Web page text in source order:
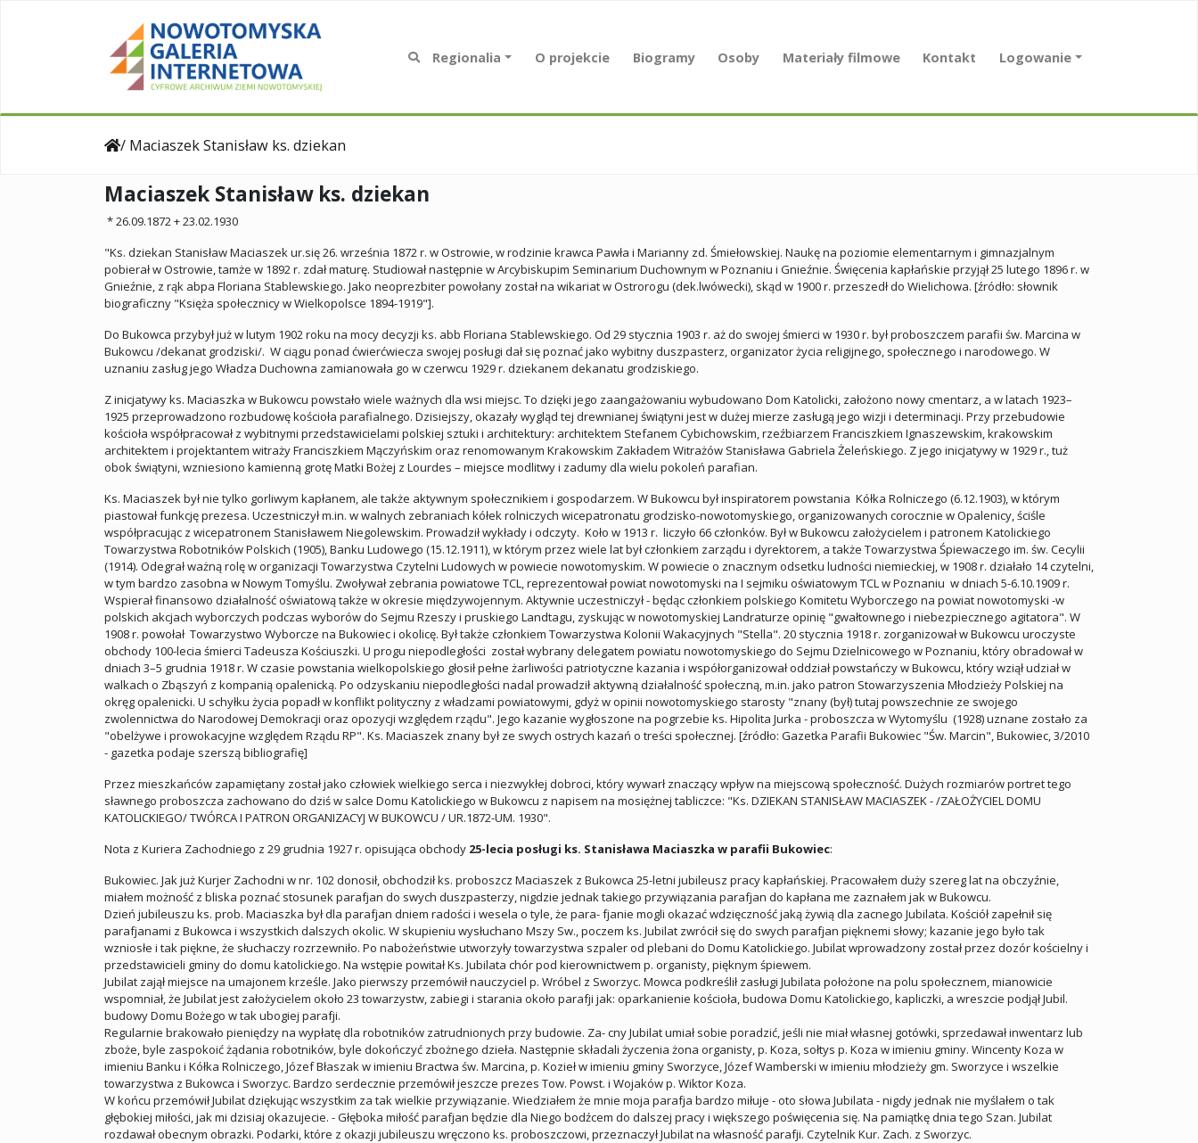
Regionalia O projekcie Biogramy Osoby Materiały filmowe Kontakt Logowanie
/ Maciaszek Stanisław ks. dziekan
Maciaszek Stanisław ks. dziekan
* 26.09.1872 + 23.02.1930
"Ks. dziekan Stanisław Maciaszek ur.się 26. września 1872 r. w Ostrowie, w rodzinie krawca Pawła i Marianny zd. Śmiełowskiej. Naukę na poziomie elementarnym i gimnazjalnym
pobierał w Ostrowie, tamże w 1892 r. zdał maturę. Studiował następnie w Arcybiskupim Seminarium Duchownym w Poznaniu i Gnieźnie. Święcenia kapłańskie przyjął 25 lutego 1896 r. w
Gnieźnie, z rąk abpa Floriana Stablewskiego. Jako neoprezbiter powołany został na wikariat w Ostrorogu (dek.lwówecki), skąd w 1900 r. przeszedł do Wielichowa. [źródło: słownik
biograficzny "Księża społecznicy w Wielkopolsce 1894-1919"].
Do Bukowca przybył już w lutym 1902 roku na mocy decyzji ks. abb Floriana Stablewskiego. Od 29 stycznia 1903 r. aż do swojej śmierci w 1930 r. był proboszczem parafii św. Marcina w
Bukowcu /dekanat grodziski/. W ciągu ponad ćwierćwiecza swojej posługi dał się poznać jako wybitny duszpasterz, organizator życia religijnego, społecznego i narodowego. W
uznaniu zasług jego Władza Duchowna zamianowała go w czerwcu 1929 r. dziekanem dekanatu grodziskiego.
Z inicjatywy ks. Maciaszka w Bukowcu powstało wiele ważnych dla wsi miejsc. To dzięki jego zaangażowaniu wybudowano Dom Katolicki, założono nowy cmentarz, a w latach 1923–
1925 przeprowadzono rozbudowę kościoła parafialnego. Dzisiejszy, okazały wygląd tej drewnianej świątyni jest w dużej mierze zasługą jego wizji i determinacji. Przy przebudowie
kościoła współpracował z wybitnymi przedstawicielami polskiej sztuki i architektury: architektem Stefanem Cybichowskim, rzeźbiarzem Franciszkiem Ignaszewskim, krakowskim
architektem i projektantem witraży Franciszkiem Mączyńskim oraz renomowanym Krakowskim Zakładem Witrażów Stanisława Gabriela Żeleńskiego. Z jego inicjatywy w 1929 r., tuż
obok świątyni, wzniesiono kamienną grotę Matki Bożej z Lourdes – miejsce modlitwy i zadumy dla wielu pokoleń parafian.
Ks. Maciaszek był nie tylko gorliwym kapłanem, ale także aktywnym społecznikiem i gospodarzem. W Bukowcu był inspiratorem powstania Kółka Rolniczego (6.12.1903), w którym
piastował funkcję prezesa. Uczestniczył m.in. w walnych zebraniach kółek rolniczych wicepatronatu grodzisko-nowotomyskiego, organizowanych corocznie w Opalenicy, ściśle
współpracując z wicepatronem Stanisławem Niegolewskim. Prowadził wykłady i odczyty. Koło w 1913 r. liczyło 66 członków. Był w Bukowcu założycielem i patronem Katolickiego
Towarzystwa Robotników Polskich (1905), Banku Ludowego (15.12.1911), w którym przez wiele lat był członkiem zarządu i dyrektorem, a także Towarzystwa Śpiewaczego im. św. Cecylii
(1914). Odegrał ważną rolę w organizacji Towarzystwa Czytelni Ludowych w powiecie nowotomyskim. W powiecie o znacznym odsetku ludności niemieckiej, w 1908 r. działało 14 czytelni,
w tym bardzo zasobna w Nowym Tomyślu. Zwoływał zebrania powiatowe TCL, reprezentował powiat nowotomyski na I sejmiku oświatowym TCL w Poznaniu w dniach 5-6.10.1909 r.
Wspierał finansowo działalność oświatową także w okresie międzywojennym. Aktywnie uczestniczył - będąc członkiem polskiego Komitetu Wyborczego na powiat nowotomyski -w
polskich akcjach wyborczych podczas wyborów do Sejmu Rzeszy i pruskiego Landtagu, zyskując w nowotomyskiej Landraturze opinię "gwałtownego i niebezpiecznego agitatora". W
1908 r. powołał Towarzystwo Wyborcze na Bukowiec i okolicę. Był także członkiem Towarzystwa Kolonii Wakacyjnych "Stella". 20 stycznia 1918 r. zorganizował w Bukowcu uroczyste
obchody 100-lecia śmierci Tadeusza Kościuszki. U progu niepodległości został wybrany delegatem powiatu nowotomyskiego do Sejmu Dzielnicowego w Poznaniu, który obradował w
dniach 3–5 grudnia 1918 r. W czasie powstania wielkopolskiego głosił pełne żarliwości patriotyczne kazania i współorganizował oddział powstańczy w Bukowcu, który wziął udział w
walkach o Zbąszyń z kompanią opalenicką. Po odzyskaniu niepodległości nadal prowadził aktywną działalność społeczną, m.in. jako patron Stowarzyszenia Młodzieży Polskiej na
okręg opalenicki. U schyłku życia popadł w konflikt polityczny z władzami powiatowymi, gdyż w opinii nowotomyskiego starosty "znany (był) tutaj powszechnie ze swojego
zwolennictwa do Narodowej Demokracji oraz opozycji względem rządu". Jego kazanie wygłoszone na pogrzebie ks. Hipolita Jurka - proboszcza w Wytomyślu (1928) uznane zostało za
"obelżywe i prowokacyjne względem Rządu RP". Ks. Maciaszek znany był ze swych ostrych kazań o treści społecznej. [źródło: Gazetka Parafii Bukowiec "Św. Marcin", Bukowiec, 3/2010
- gazetka podaje szerszą bibliografię]
Przez mieszkańców zapamiętany został jako człowiek wielkiego serca i niezwykłej dobroci, który wywarł znaczący wpływ na miejscową społeczność. Dużych rozmiarów portret tego
sławnego proboszcza zachowano do dziś w salce Domu Katolickiego w Bukowcu z napisem na mosiężnej tabliczce: "Ks. DZIEKAN STANISŁAW MACIASZEK - /ZAŁOŻYCIEL DOMU
KATOLICKIEGO/ TWÓRCA I PATRON ORGANIZACYJ W BUKOWCU / UR.1872-UM. 1930".
Nota z Kuriera Zachodniego z 29 grudnia 1927 r. opisująca obchody 25-lecia posługi ks. Stanisława Maciaszka w parafii Bukowiec:
Bukowiec. Jak już Kurjer Zachodni w nr. 102 donosił, obchodził ks. proboszcz Maciaszek z Bukowca 25-letni jubileusz pracy kapłańskiej. Pracowałem duży szereg lat na obczyźnie,
miałem możność z bliska poznać stosunek parafjan do swych duszpasterzy, nigdzie jednak takiego przywiązania parafjan do kapłana me zaznałem jak w Bukowcu.
Dzień jubileuszu ks. prob. Maciaszka był dla parafjan dniem radości i wesela o tyle, że para- fjanie mogli okazać wdzięczność jaką żywią dla zacnego Jubilata. Kościół zapełnił się
parafjanami z Bukowca i wszystkich dalszych okolic. W skupieniu wysłuchano Mszy Sw., poczem ks. Jubilat zwrócił się do swych parafjan pięknemi słowy; kazanie jego było tak
wzniosłe i tak piękne, że słuchaczy rozrzewniło. Po nabożeństwie utworzyły towarzystwa szpaler od plebani do Domu Katolickiego. Jubilat wprowadzony został przez dozór kościelny i
przedstawicieli gminy do domu katolickiego. Na wstępie powitał Ks. Jubilata chór pod kierownictwem p. organisty, pięknym śpiewem.
Jubilat zajął miejsce na umajonem krześle. Jako pierwszy przemówił nauczyciel p. Wróbel z Sworzyc. Mowca podkreślił zasługi Jubilata położone na polu społecznem, mianowicie
wspomniał, że Jubilat jest założycielem około 23 towarzystw, zabiegi i starania około parafji jak: oparkanienie kościoła, budowa Domu Katolickiego, kapliczki, a wreszcie podjął Jubil.
budowy Domu Bożego w tak ubogiej parafji.
Regularnie brakowało pieniędzy na wypłatę dla robotników zatrudnionych przy budowie. Za- cny Jubilat umiał sobie poradzić, jeśli nie miał własnej gotówki, sprzedawał inwentarz lub
zboże, byle zaspokoić żądania robotników, byle dokończyć zbożnego dzieła. Następnie składali życzenia żona organisty, p. Koza, sołtys p. Koza w imieniu gminy. Wincenty Koza w
imieniu Banku i Kółka Rolniczego, Józef Błaszak w imieniu Bractwa św. Marcina, p. Kozieł w imieniu gminy Sworzyce, Józef Wamberski w imieniu młodzieży gm. Sworzyce i wszelkie
towarzystwa z Bukowca i Sworzyc. Bardzo serdecznie przemówił jeszcze prezes Tow. Powst. i Wojaków p. Wiktor Koza.
W końcu przemówił Jubilat dziękując wszystkim za tak wielkie przywiązanie. Wiedziałem że mnie moja parafja bardzo miłuje - oto słowa Jubilata - nigdy jednak nie myślałem o tak
głębokiej miłości, jak mi dzisiaj okazujecie. - Głęboka miłość parafjan będzie dla Niego bodźcem do dalszej pracy i większego poświęcenia się. Na pamiątkę dnia tego Szan. Jubilat
rozdawał obecnym obrazki. Podarki, które z okazji jubileuszu wręczono ks. proboszczowi, przeznaczył Jubilat na własność parafji. Czytelnik Kur. Zach. z Sworzyc.